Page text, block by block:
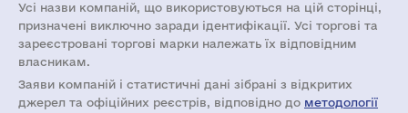
Усі назви компаній, що використовуються на цій сторінці,
призначені виключно заради ідентифікації. Усі торгові та
зареєстровані торгові марки належать їх відповідним
власникам.
Заяви компаній i статистичні дані зібрані з відкритих
джерел та офіційних реєстрів, відповідно до методології